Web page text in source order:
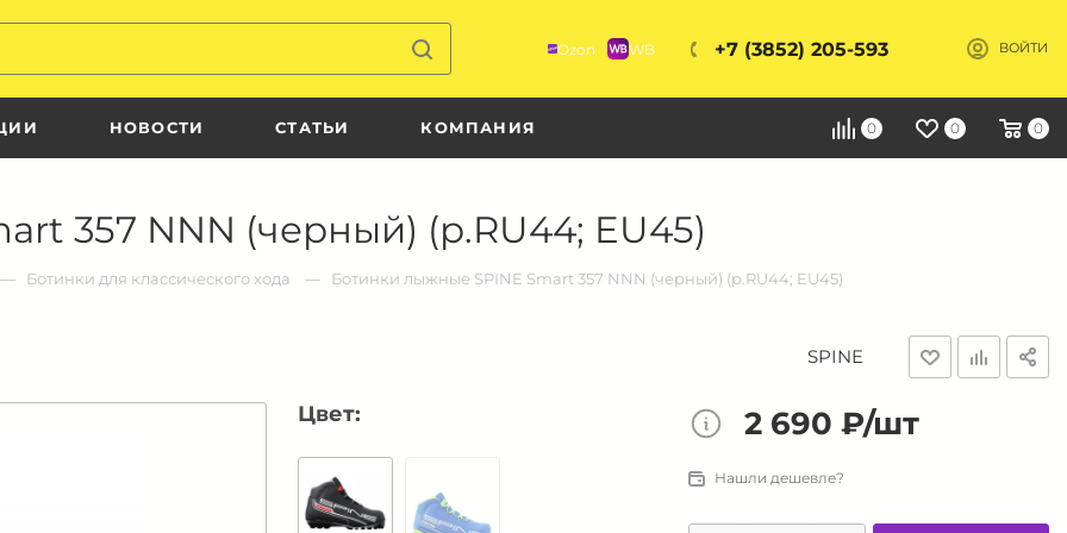
Ozon WB +7 (3852) 205-593 ВОЙТИ
НОВОСТИ СТАТЬИ КОМПАНИЯ 0 0 0
357 NNN (черный) (р.RU44; EU45)
Ботинки для классического хода Ботинки лыжные SPINE Smart 357 NNN (черный) (р.RU44; EU45)
SPINE
Цвет: 2 690 ₽/шт
Нашли дешевле?